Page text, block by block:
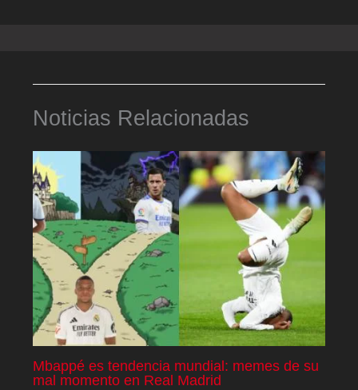
Noticias Relacionadas
Mbappé es tendencia mundial: memes de su
mal momento en Real Madrid